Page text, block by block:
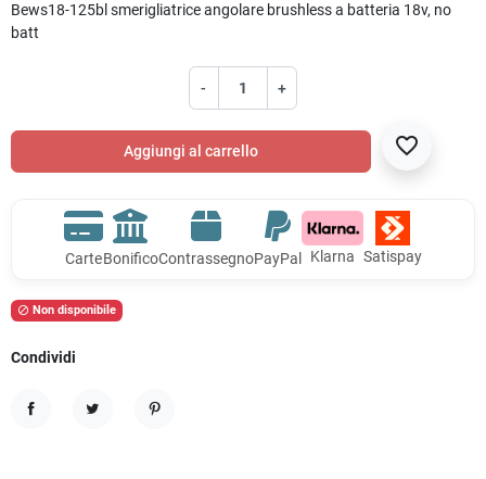
Bews18-125bl smerigliatrice angolare brushless a batteria 18v, no
batt
- +
Aggiungi al carrello favorite_border
CarteBonificoContrassegnoPayPal Klarna Satispay
 Non disponibile
Condividi